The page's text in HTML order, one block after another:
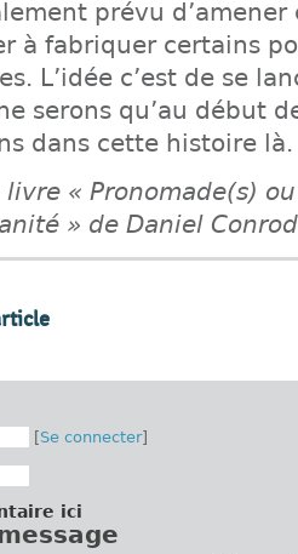
prévu d’amener
à fabriquer certains
L’idée c’est de se
serons qu’au début
dans cette histoire là.
« Pronomade(s)
» de Daniel Conrod
[Se connecter]
ici